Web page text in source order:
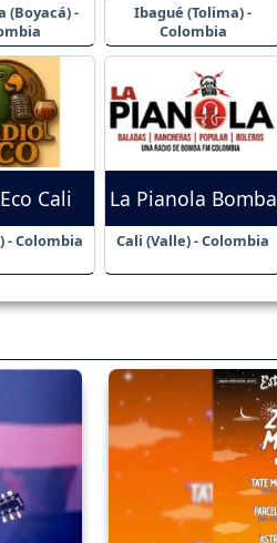
(Boyacá) -
Ibagué (Tolima) -
Colombia
Cali
- Colombia
La Pianola Bomba
Cali (Valle) - Colombia